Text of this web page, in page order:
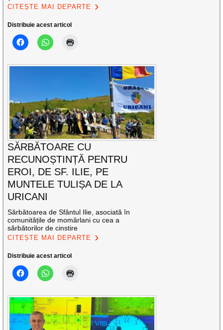
CITEȘTE MAI DEPARTE
Distribuie acest articol
SĂRBĂTOARE CU
RECUNOȘTINȚĂ PENTRU
EROI, DE SF. ILIE, PE
MUNTELE TULIȘA DE LA
URICANI
Sărbătoarea de Sfântul Ilie, asociată în
comunitățile de momârlani cu cea a
sărbătorilor de cinstire
CITEȘTE MAI DEPARTE
Distribuie acest articol